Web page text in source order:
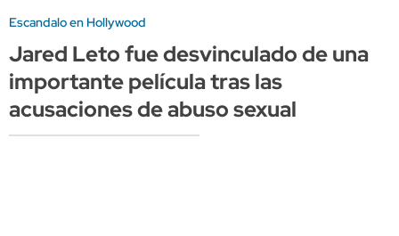
Escandalo en Hollywood
Jared Leto fue desvinculado de una
importante película tras las
acusaciones de abuso sexual